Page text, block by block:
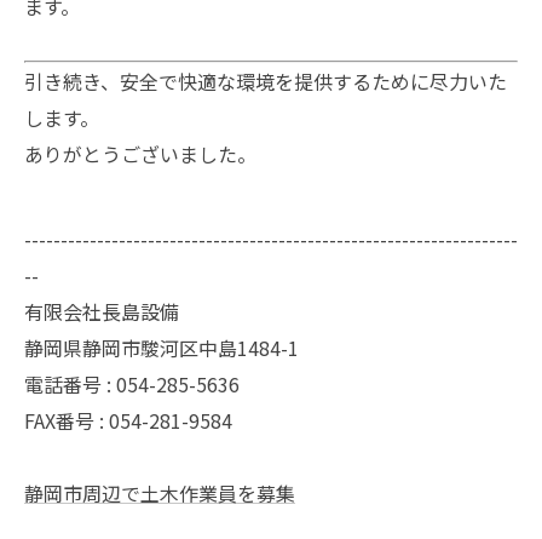
ます。
引き続き、安全で快適な環境を提供するために尽力いた
します。
ありがとうございました。
--------------------------------------------------------------------
--
有限会社長島設備
静岡県静岡市駿河区中島1484-1
電話番号 : 054-285-5636
FAX番号 : 054-281-9584
静岡市周辺で土木作業員を募集